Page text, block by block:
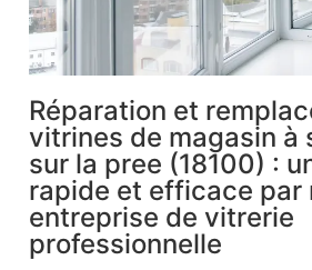
Réparation et
vitrines de magasin à
sur la pree (18100) :
rapide et efficace par
entreprise de vitrerie
professionnelle